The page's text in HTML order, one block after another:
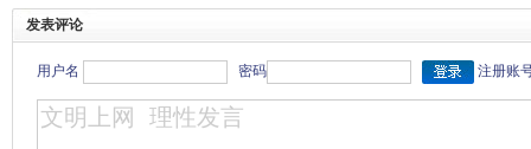
发表评论
用户名 密码 注册账